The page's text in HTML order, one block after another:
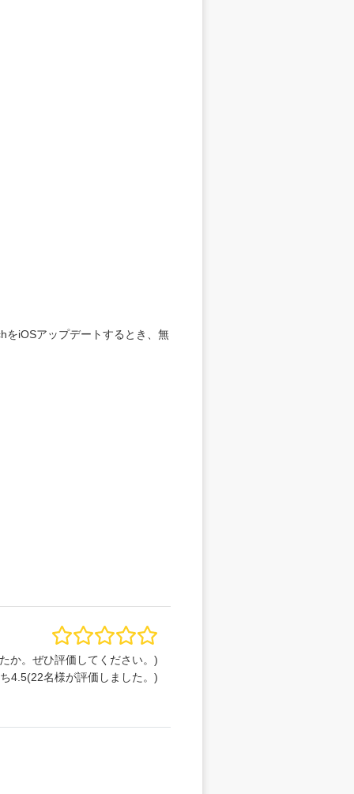
をiOSアップデートするとき、無
か。ぜひ評価してください。)
4.5(22名様が評価しました。)